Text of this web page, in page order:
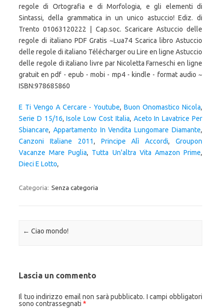
E Ti Vengo A Cercare - Youtube,Buon Onomastico Nicola,
Serie D 15/16,Isole Low Cost Italia, Aceto In Lavatrice Per
Sbiancare, Appartamento In Vendita Lungomare Diamante,
Canzoni Italiane 2011, Principe Alì Accordi,Groupon
Vacanze Mare Puglia, Tutta Un'altra Vita Amazon Prime,
Dieci E Lotto,
Categoria: Senza categoria
Navigazione articolo
← Ciao mondo!
Lascia un commento
Il tuo indirizzo email non sarà pubblicato. I campi obbligatori
sono contrassegnati *